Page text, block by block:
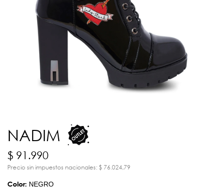
NADIM
$ 91.990
Precio sin impuestos nacionales: $ 76.024,79
Color: NEGRO